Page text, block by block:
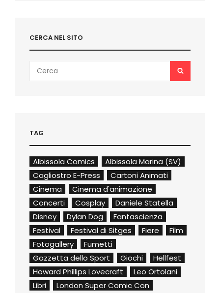
CERCA NEL SITO
for:
SEARCH
TAG
Albissola Comics
Albissola Marina (SV)
Cagliostro E-Press
Cartoni Animati
Cinema
Cinema d'animazione
Concerti
Cosplay
Daniele Statella
Disney
Dylan Dog
Fantascienza
Festival
Festival di Sitges Fiere
Film
Fotogallery
Fumetti
Gazzetta dello Sport
Giochi
Hellfest
Howard Phillips Lovecraft
Leo Ortolani
Libri
London Super Comic Con